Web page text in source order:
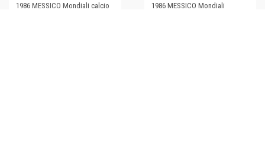
1986 MESSICO Mondiali calcio
1986 MESSICO Mondiali